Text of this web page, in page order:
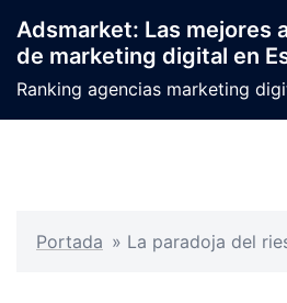
contenido
Adsmarket: Las mejores
de marketing digital en
Ranking agencias marketing
Portada » La paradoja del